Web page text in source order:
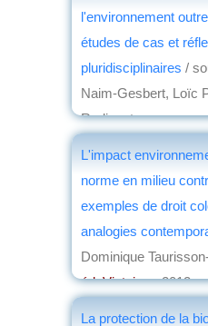
l'environnement
études de cas et
pluridisciplinaires /
Naim-Gesbert, Loïc
Radiguet
L'impact
norme en milieu
exemples de droit
analogies
Dominique
éd. Victoires, 2012
La protection de la